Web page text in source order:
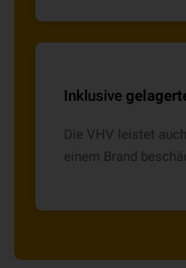
Inklusive
Die VHV leistet
einem Brand